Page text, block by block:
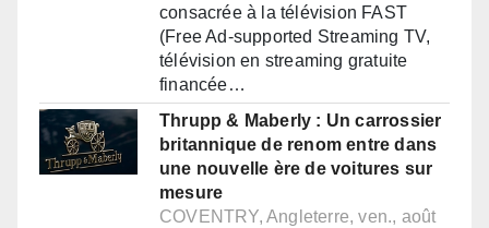
consacrée à la télévision FAST
(Free Ad-supported Streaming TV,
télévision en streaming gratuite
financée…
Thrupp & Maberly : Un carrossier
britannique de renom entre dans
une nouvelle ère de voitures sur
mesure
COVENTRY, Angleterre, ven., août